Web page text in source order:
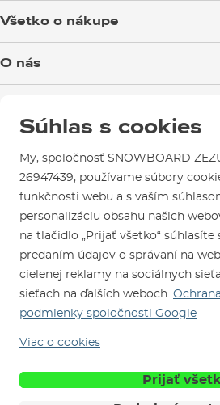
Všetko o nákupe
Reklamácie
Návody na použitie a údržbu
Kontakty
O nás
Test the Best
Ako si vybrať vybavenie
Otváracia doba
Mapa a ako k nám
Požičovňa
Servis a opravy
Sme overený e-shop.
Naši spokojní zákazníci nám udelili
CertifikátOverené zákazníkmi.
Súhlas s cookies
My, spoločnosť SNOWBOARD
26947439, používame súbory
funkčnosti webu a s vaším
personalizáciu obsahu našich
na tlačidlo „Prijať všetko“ súhlasíte
predaním údajov o správaní na
cielenej reklamy na sociálnych
sieťach na ďalších weboch.
podmienky spoločnosti Google
Viac o cookies
Prijať